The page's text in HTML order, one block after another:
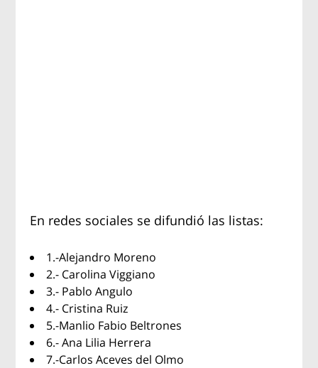
En redes sociales se difundió las listas:
1.-Alejandro Moreno
2.- Carolina Viggiano
3.- Pablo Angulo
4.- Cristina Ruiz
5.-Manlio Fabio Beltrones
6.- Ana Lilia Herrera
7.-Carlos Aceves del Olmo